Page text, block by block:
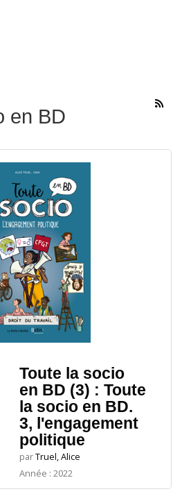
en BD
Toute la socio
en BD (3) : Toute
la socio en BD.
3, l'engagement
politique
parTruel, Alice
Année : 2022